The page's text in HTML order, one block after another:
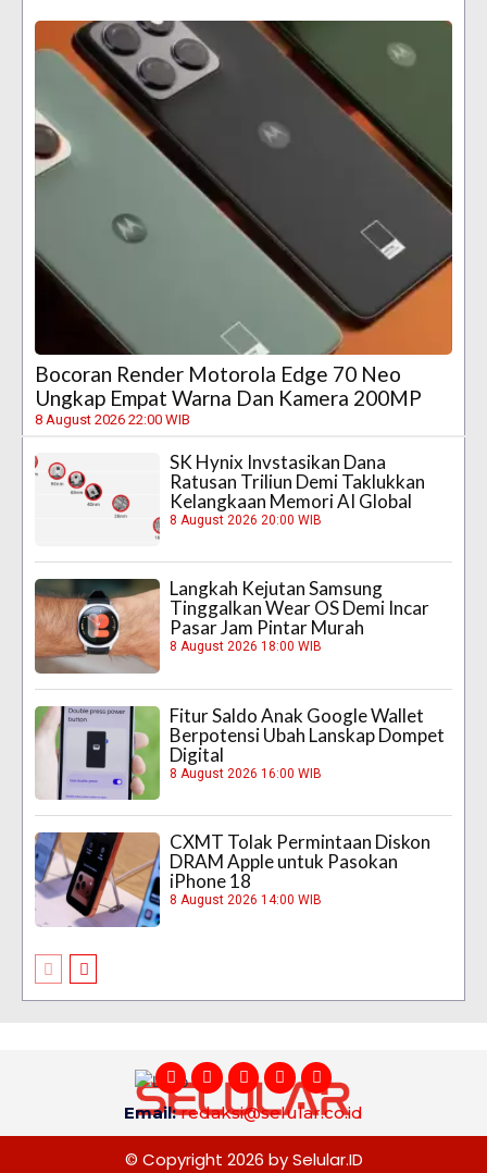
Bocoran Render Motorola Edge 70 Neo
Ungkap Empat Warna Dan Kamera 200MP
8 August 2026 22:00 WIB
SK Hynix Invstasikan Dana
Ratusan Triliun Demi Taklukkan
Kelangkaan Memori AI Global
8 August 2026 20:00 WIB
Langkah Kejutan Samsung
Tinggalkan Wear OS Demi Incar
Pasar Jam Pintar Murah
8 August 2026 18:00 WIB
Fitur Saldo Anak Google Wallet
Berpotensi Ubah Lanskap Dompet
Digital
8 August 2026 16:00 WIB
CXMT Tolak Permintaan Diskon
DRAM Apple untuk Pasokan
iPhone 18
8 August 2026 14:00 WIB
Email:redaksi@selular.co.id
© Copyright 2026 by Selular.ID